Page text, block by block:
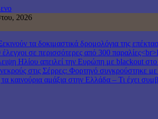
2026
τα δοκιμαστικά δρομολόγια της
σε περισσότερες από 300
Ηλίου απειλεί την Ευρώπη με blackout
στις Σέρρες: Φορτηγό συγκρούστηκε
τα καινούρια αμάξια στην Ελλάδα – Τι έχει